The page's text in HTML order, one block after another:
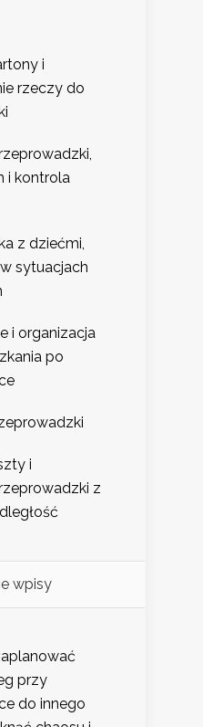
i
rzeczy do
i kontrola
z dziećmi,
sytuacjach
i organizacja
po
i
z
wpisy
przy
do innego